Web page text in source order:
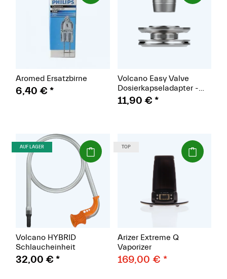
Aromed Ersatzbirne
6,40 € *
Volcano Easy Valve
Dosierkapseladapter -
Füllkammerreduzierer
11,90 € *
AUF LAGER (Paket)
Volcano HYBRID
Schlaucheinheit
32,00 € *
TOP (Paket)
Arizer Extreme Q
Vaporizer
169,00 € *